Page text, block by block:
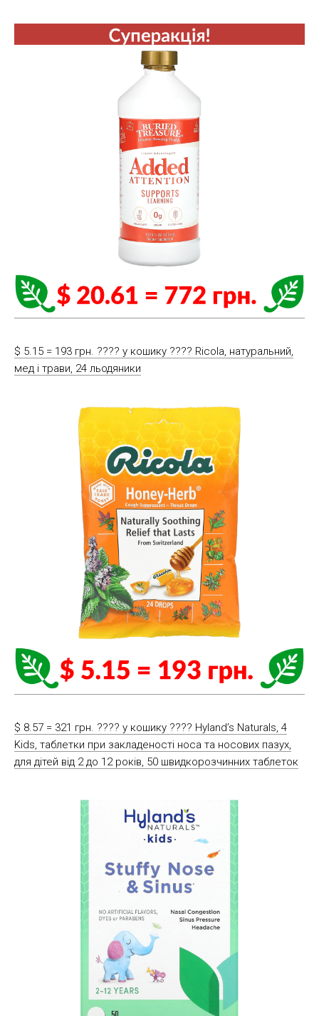
$ 5.15 = 193 грн. ????️ у кошику ????️ Ricola, натуральний,
мед і трави, 24 льодяники
$ 8.57 = 321 грн. ????️ у кошику ????️ Hyland’s Naturals, 4
Kids, таблетки при закладеності носа та носових пазух,
для дітей від 2 до 12 років, 50 швидкорозчинних таблеток